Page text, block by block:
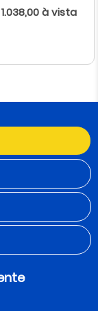
1.038,00 à vista